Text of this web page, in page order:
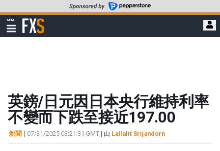
至
要
MENU
顯
示
FXStreet
英鎊/日元因日本央行維持利率
不變而下跌至接近197.00
新聞 | 07/31/2025 03:21:31 GMT | 由 Lallalit Srijandorn